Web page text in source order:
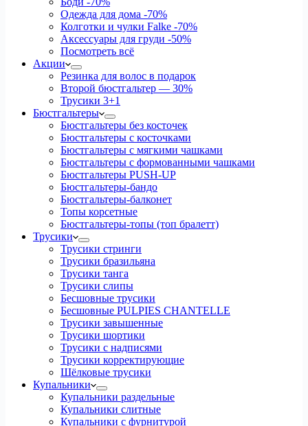
Одежда для дома -70%
Колготки и чулки Falke -70%
Аксессуары для груди -50%
Посмотреть всё
Акции
Резинка для волос в подарок
Второй бюстгальтер — 30%
Трусики 3+1
Бюстгальтеры
Бюстгальтеры без косточек
Бюстгальтеры с косточками
Бюстгальтеры с мягкими чашками
Бюстгальтеры с формованными чашками
Бюстгальтеры PUSH-UP
Бюстгальтеры-бандо
Бюстгальтеры-балконет
Топы корсетные
Бюстгальтеры-топы (топ бралетт)
Трусики
Трусики стринги
Трусики бразильяна
Трусики танга
Трусики слипы
Бесшовные трусики
Бесшовные PULPIES CHANTELLE
Трусики завышенные
Трусики шортики
Трусики с надписями
Трусики корректирующие
Шёлковые трусики
Купальники
Купальники раздельные
Купальники слитные
Купальники с фурнитурой